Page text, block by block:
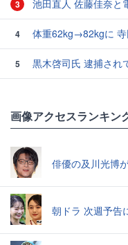
3 池田直人 佐藤佳奈と
4 体重62kg→82kgに
5
黒木啓司氏 逮捕され
画像アクセスランキン
俳優の及川光博
朝ドラ 次週予告